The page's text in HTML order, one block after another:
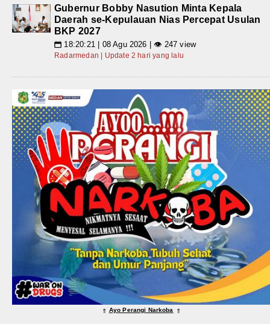
Gubernur Bobby Nasution Minta Kepala
Daerah se-Kepulauan Nias Percepat Usulan
BKP 2027
📅 18:20:21 | 08 Agu 2026 | 👁 247 view
Radarmedan | Update 2 hari yang lalu
⇑ Ayo Perangi Narkoba ⇑